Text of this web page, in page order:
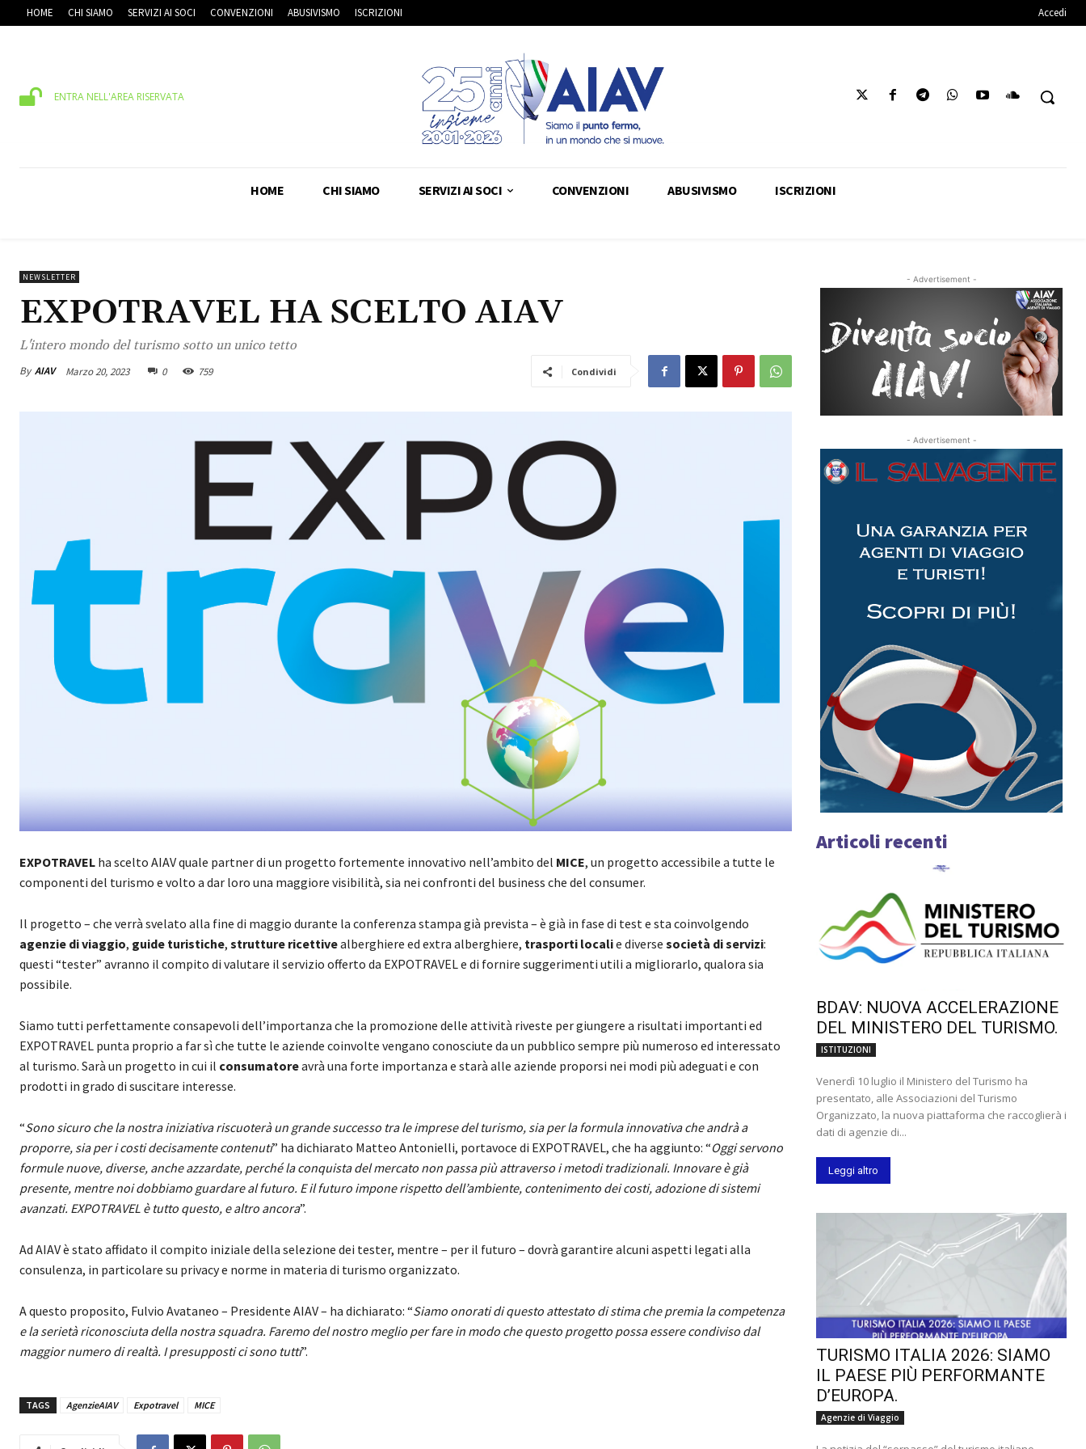
HOME CHI SIAMO SERVIZI AI SOCI CONVENZIONI ABUSIVISMO ISCRIZIONI Accedi
ENTRA NELL'AREA RISERVATA
HOME CHI SIAMO SERVIZI AI SOCI CONVENZIONI ABUSIVISMO ISCRIZIONI
NEWSLETTER
EXPOTRAVEL HA SCELTO AIAV
L'intero mondo del turismo sotto un unico tetto
By AIAV Marzo 20, 2023 0 759 Condividi
EXPOTRAVEL ha scelto AIAV quale partner di un progetto fortemente innovativo nell’ambito del MICE, un progetto accessibile a tutte le
componenti del turismo e volto a dar loro una maggiore visibilità, sia nei confronti del business che del consumer.
Il progetto – che verrà svelato alla fine di maggio durante la conferenza stampa già prevista – è già in fase di test e sta coinvolgendo
agenzie di viaggio, guide turistiche, strutture ricettivealberghiere ed extra alberghiere, trasporti localie diverse società di servizi:
questi “tester” avranno il compito di valutare il servizio offerto da EXPOTRAVEL e di fornire suggerimenti utili a migliorarlo, qualora sia
possibile.
Siamo tutti perfettamente consapevoli dell’importanza che la promozione delle attività riveste per giungere a risultati importanti ed
EXPOTRAVEL punta proprio a far sì che tutte le aziende coinvolte vengano conosciute da un pubblico sempre più numeroso ed interessato
al turismo. Sarà un progetto in cui il consumatoreavrà una forte importanza e starà alle aziende proporsi nei modi più adeguati e con
prodotti in grado di suscitare interesse.
“Sono sicuro che la nostra iniziativa riscuoterà un grande successo tra le imprese del turismo, sia per la formula innovativa che andrà a
proporre, sia per i costi decisamente contenuti” ha dichiarato Matteo Antonielli, portavoce di EXPOTRAVEL, che ha aggiunto: “Oggi servono
formule nuove, diverse, anche azzardate, perché la conquista del mercato non passa più attraverso i metodi tradizionali. Innovare è già
presente, mentre noi dobbiamo guardare al futuro. E il futuro impone rispetto dell’ambiente, contenimento dei costi, adozione di sistemi
avanzati. EXPOTRAVEL è tutto questo, e altro ancora”.
Ad AIAV è stato affidato il compito iniziale della selezione dei tester, mentre – per il futuro – dovrà garantire alcuni aspetti legati alla
consulenza, in particolare su privacy e norme in materia di turismo organizzato.
A questo proposito, Fulvio Avataneo – Presidente AIAV – ha dichiarato: “Siamo onorati di questo attestato di stima che premia la competenza
e la serietà riconosciuta della nostra squadra. Faremo del nostro meglio per fare in modo che questo progetto possa essere condiviso dal
maggior numero di realtà. I presupposti ci sono tutti”.
TAGS AgenzieAIAV Expotravel MICE
- Advertisement -
- Advertisement -
Articoli recenti
BDAV: NUOVA ACCELERAZIONE
DEL MINISTERO DEL TURISMO.
ISTITUZIONI
Venerdì 10 luglio il Ministero del Turismo ha
presentato, alle Associazioni del Turismo
Organizzato, la nuova piattaforma che raccoglierà i
dati di agenzie di...
Leggi altro
TURISMO ITALIA 2026: SIAMO
IL PAESE PIÙ PERFORMANTE
D’EUROPA.
Agenzie di Viaggio